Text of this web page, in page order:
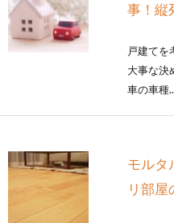
事！縦
戸建てを
大事な決
車の車種
モルタ
リ部屋